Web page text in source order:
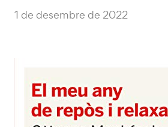
1 de desembre de 2022